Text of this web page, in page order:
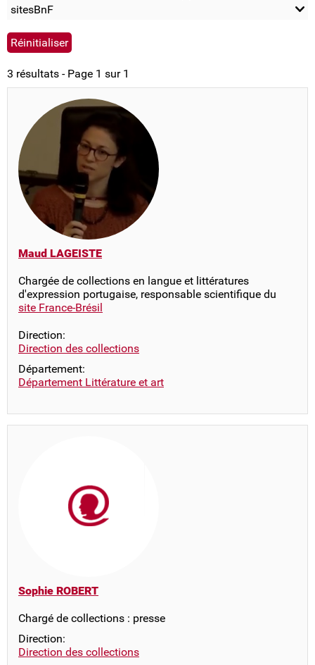
sitesBnF
3 résultats - Page 1 sur 1
Maud LAGEISTE
Chargée de collections en langue et littératures
d'expression portugaise, responsable scientifique du
site France-Brésil
Direction:
Direction des collections
Département:
Département Littérature et art
Sophie ROBERT
Chargé de collections : presse
Direction:
Direction des collections